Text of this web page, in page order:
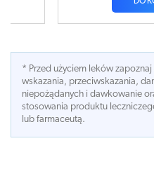
* Przed użyciem leków
wskazania, przeciwskazania,
niepożądanych i dawkowanie
stosowania produktu
lub farmaceutą.